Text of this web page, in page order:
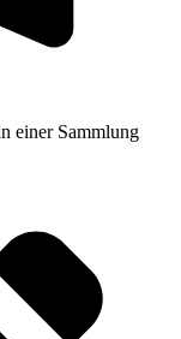
einer Sammlung